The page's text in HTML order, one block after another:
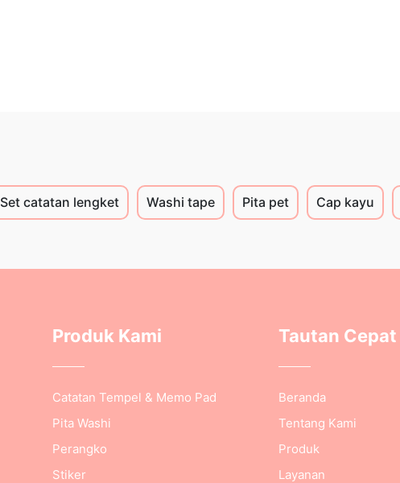
Set catatan lengket Washi tape Pita pet Cap kayu
Produk Kami
Catatan Tempel & Memo Pad
Pita Washi
Perangko
Stiker
Tautan Cepat
Beranda
Tentang Kami
Produk
Layanan